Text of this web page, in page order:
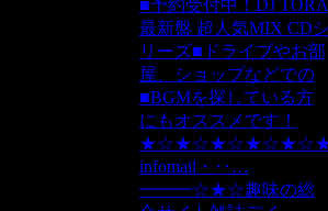
■予約受付中！DJ TORA
最新盤 超人気MIX CDシ
リーズ■ドライブやお部
屋、ショップなどでの
■BGMを探している方
にもオススメです！
infomail・‥…
━━━☆★☆趣味の総